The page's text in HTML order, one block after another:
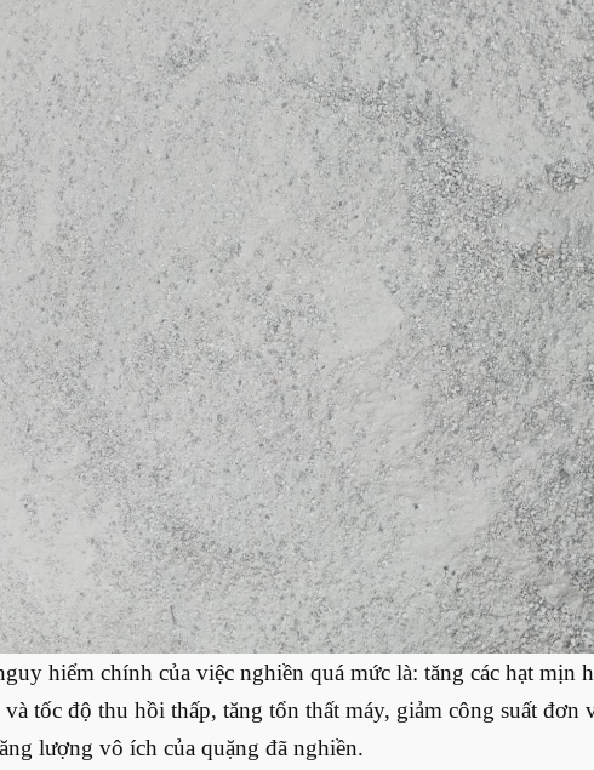
hiểm chính của việc nghiền quá mức là: tăng các hạt mịn
và tốc độ thu hồi thấp, tăng tổn thất máy, giảm công suất đơn
lượng vô ích của quặng đã nghiền.